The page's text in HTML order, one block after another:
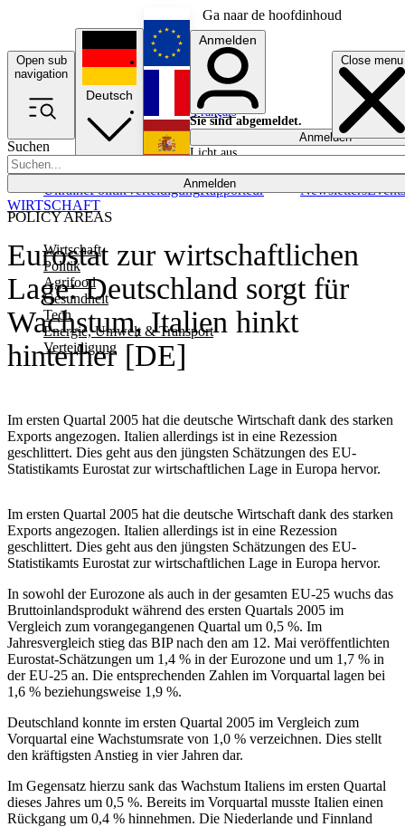
Ga naar de hoofdinhoud
Open sub
navigation
Close menu
Suchen
Anmelden
POLICY AREAS
Wirtschaft
Politik
Agrifood
Gesundheit
Tech
Energie, Umwelt & Transport
Verteidigung
UkrainePolitikVerteidigungRapporteur NewslettersEvents
Deutsch
English
Français
Anmelden
Sie sind abgemeldet.
Anmelden
Licht aus
Eurostat zur wirtschaftlichen
Lage: Deutschland sorgt für
Wachstum, Italien hinkt
hinterher [DE]
Im ersten Quartal 2005 hat die deutsche Wirtschaft dank des starken
Exports angezogen. Italien allerdings ist in eine Rezession
geschlittert. Dies geht aus den jüngsten Schätzungen des EU-
Statistikamts Eurostat zur wirtschaftlichen Lage in Europa hervor.
WIRTSCHAFT
Im ersten Quartal 2005 hat die deutsche Wirtschaft dank des starken
Exports angezogen. Italien allerdings ist in eine Rezession
geschlittert. Dies geht aus den jüngsten Schätzungen des EU-
Statistikamts Eurostat zur wirtschaftlichen Lage in Europa hervor.
In sowohl der Eurozone als auch in der gesamten EU-25 wuchs das
Bruttoinlandsprodukt während des ersten Quartals 2005 im
Vergleich zum vorangegangenen Quartal um 0,5 %. Im
Jahresvergleich stieg das BIP nach den am 12. Mai veröffentlichten
Eurostat-Schätzungen um 1,4 % in der Eurozone und um 1,7 % in
der EU-25 an. Die entsprechenden Zahlen im Vorquartal lagen bei
1,6 % beziehungsweise 1,9 %.
Deutschland konnte im ersten Quartal 2005 im Vergleich zum
Vorquartal eine Wachstumsrate von 1,0 % verzeichnen. Dies stellt
den kräftigsten Anstieg in vier Jahren dar.
Im Gegensatz hierzu sank das Wachstum Italiens im ersten Quartal
dieses Jahres um 0,5 %. Bereits im Vorquartal musste Italien einen
Rückgang um 0,4 % hinnehmen. Die Niederlande und Finnland